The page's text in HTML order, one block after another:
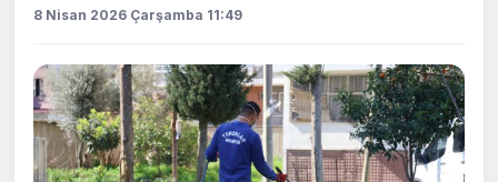
8 Nisan 2026 Çarşamba 11:49